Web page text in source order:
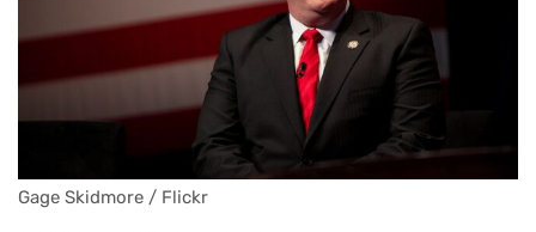
Gage Skidmore / Flickr